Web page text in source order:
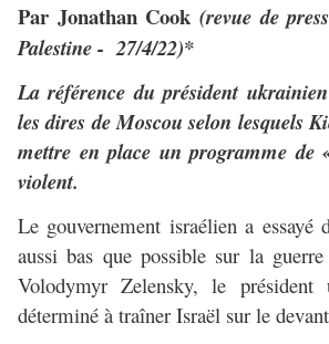
Par Jonathan Cook (revue de
Palestine - 27/4/22)*
La référence du président
les dires de Moscou selon lesquels
mettre en place un programme de
violent.
Le gouvernement israélien a essayé
aussi bas que possible sur la
Volodymyr Zelensky, le président
déterminé à traîner Israël sur le